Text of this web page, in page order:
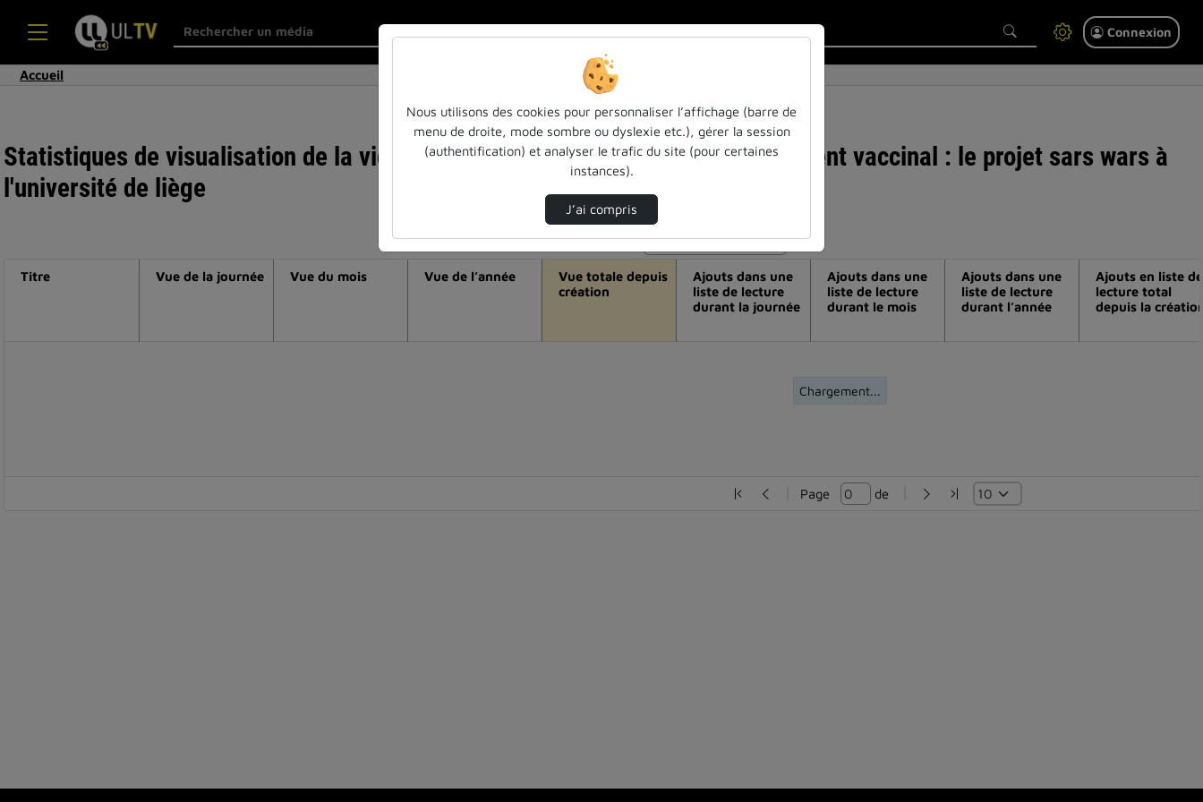
Connexion
Accueil
Statistiques de visualisation de la vidéo Jeu de gestion de crise et comportement vaccinal : le projet sars wars à
l'université de liège
Modifier la période de visualisation
Chargement...
Titre Vue de la journée Vue du mois Vue de l’année
Vue totale depuis
création
Ajouts dans une
liste de lecture
durant la journée
Ajouts dans une
liste de lecture
durant le mois
Ajouts dans une
liste de lecture
durant l’année
Ajouts en liste de
lecture total
depuis la
Page de
Nous utilisons des cookies pour personnaliser l’affichage (barre de
menu de droite, mode sombre ou dyslexie etc.), gérer la session
(authentification) et analyser le trafic du site (pour certaines
instances).
J’ai compris